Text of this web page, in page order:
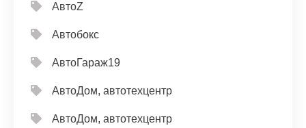
АвтоZ
Автобокс
АвтоГараж19
АвтоДом, автотехцентр
АвтоДом, автотехцентр